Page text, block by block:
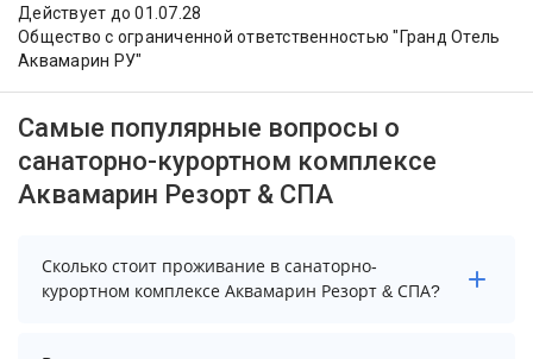
Действует до 01.07.28
Общество с ограниченной ответственностью "Гранд Отель
Аквамарин РУ"
Самые популярные вопросы о
санаторно-курортном комплексе
Аквамарин Резорт & СПА
Сколько стоит проживание в санаторно-
курортном комплексе Аквамарин Резорт & СПА?